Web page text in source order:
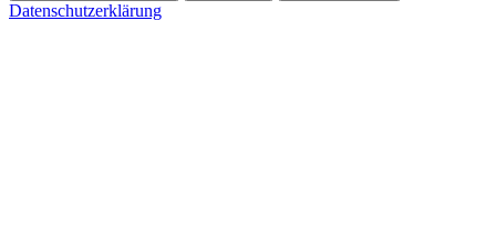
Datenschutzerklärung